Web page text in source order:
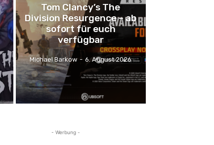
Tom Clancy’s The
Division Resurgence – ab
sofort für euch
verfügbar
Michael Barkow - 6. August 2026
- Werbung -